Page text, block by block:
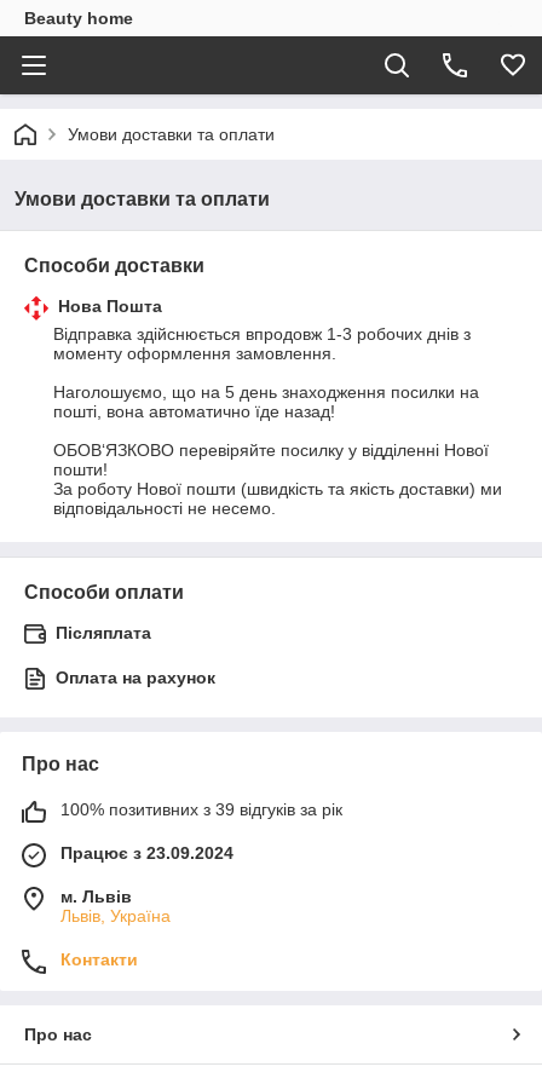
Beauty home
Умови доставки та оплати
Умови доставки та оплати
Способи доставки
Нова Пошта
Відправка здійснюється впродовж 1-3 робочих днів з
моменту оформлення замовлення.
Наголошуємо, що на 5 день знаходження посилки на
пошті, вона автоматично їде назад!
ОБОВ‘ЯЗКОВО перевіряйте посилку у відділенні Нової
пошти!
За роботу Нової пошти (швидкість та якість доставки) ми
відповідальності не несемо.
Способи оплати
Післяплата
Оплата на рахунок
Про нас
100% позитивних з 39 відгуків за рік
Працює з 23.09.2024
м. Львів
Львів, Україна
Контакти
Про нас